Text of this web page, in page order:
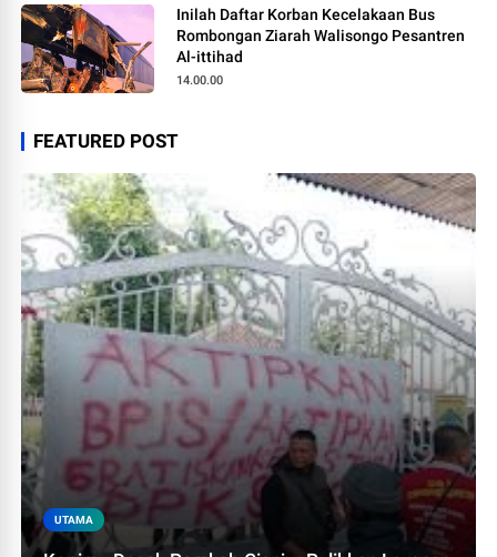
Inilah Daftar Korban Kecelakaan Bus
Rombongan Ziarah Walisongo Pesantren
Al-ittihad
14.00.00
FEATURED POST
UTAMA